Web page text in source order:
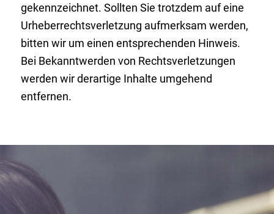
gekennzeichnet. Sollten Sie trotzdem auf eine
Urheberrechtsverletzung aufmerksam werden,
bitten wir um einen entsprechenden Hinweis.
Bei Bekanntwerden von Rechtsverletzungen
werden wir derartige Inhalte umgehend
entfernen.